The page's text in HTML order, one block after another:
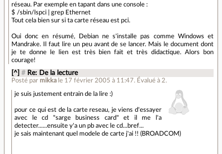
réseau. Par exemple en tapant dans une console :
$ /sbin/lspci | grep Ethernet
Tout cela bien sur si ta carte réseau est pci.
Oui donc en résumé, Debian ne s'installe pas comme Windows et
Mandrake. Il faut lire un peu avant de se lancer. Mais le document dont
je te donne le lien est très bien fait et très didactique. Alors bon
courage!
[^] # Re: De la lecture
Posté par mikka le 17 février 2005 à 11:47. Évalué à 2.
je suis justement entrain de la lire :)
pour ce qui est de la carte reseau, je viens d'essayer
avec le cd "sarge business card" et il me l'a
detecter......ensuite y'a un pb avec le cd...bref...
je sais maintenant quel modele de carte j'ai !! (BROADCOM)